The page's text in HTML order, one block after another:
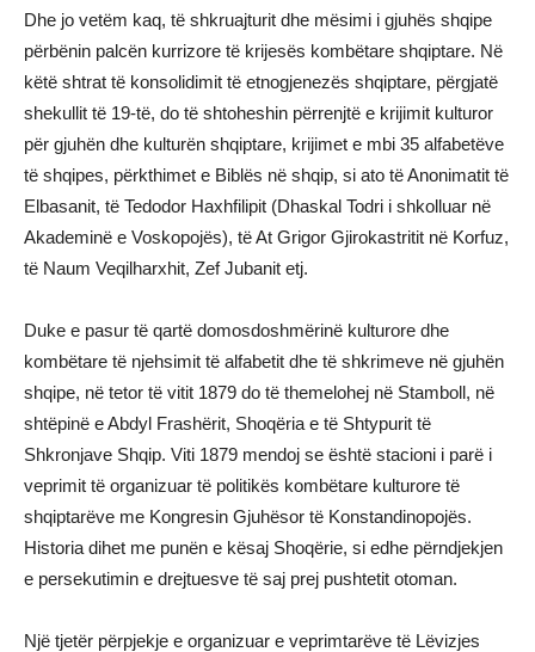
Dhe jo vetëm kaq, të shkruajturit dhe mësimi i gjuhës shqipe
përbënin palcën kurrizore të krijesës kombëtare shqiptare. Në
këtë shtrat të konsolidimit të etnogjenezës shqiptare, përgjatë
shekullit të 19-të, do të shtoheshin përrenjtë e krijimit kulturor
për gjuhën dhe kulturën shqiptare, krijimet e mbi 35 alfabetëve
të shqipes, përkthimet e Biblës në shqip, si ato të Anonimatit të
Elbasanit, të Tedodor Haxhfilipit (Dhaskal Todri i shkolluar në
Akademinë e Voskopojës), të At Grigor Gjirokastritit në Korfuz,
të Naum Veqilharxhit, Zef Jubanit etj.
Duke e pasur të qartë domosdoshmërinë kulturore dhe
kombëtare të njehsimit të alfabetit dhe të shkrimeve në gjuhën
shqipe, në tetor të vitit 1879 do të themelohej në Stamboll, në
shtëpinë e Abdyl Frashërit, Shoqëria e të Shtypurit të
Shkronjave Shqip. Viti 1879 mendoj se është stacioni i parë i
veprimit të organizuar të politikës kombëtare kulturore të
shqiptarëve me Kongresin Gjuhësor të Konstandinopojës.
Historia dihet me punën e kësaj Shoqërie, si edhe përndjekjen
e persekutimin e drejtuesve të saj prej pushtetit otoman.
Një tjetër përpjekje e organizuar e veprimtarëve të Lëvizjes